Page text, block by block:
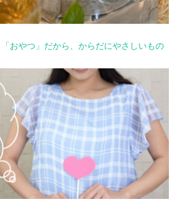
おやつ」だから、からだにやさしいもの